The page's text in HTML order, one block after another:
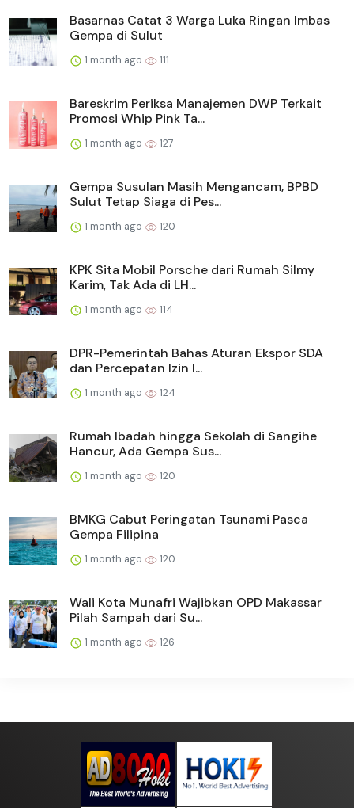
Basarnas Catat 3 Warga Luka Ringan Imbas
Gempa di Sulut
1 month ago 111
Bareskrim Periksa Manajemen DWP Terkait
Promosi Whip Pink Ta...
1 month ago 127
Gempa Susulan Masih Mengancam, BPBD
Sulut Tetap Siaga di Pes...
1 month ago 120
KPK Sita Mobil Porsche dari Rumah Silmy
Karim, Tak Ada di LH...
1 month ago 114
DPR-Pemerintah Bahas Aturan Ekspor SDA
dan Percepatan Izin I...
1 month ago 124
Rumah Ibadah hingga Sekolah di Sangihe
Hancur, Ada Gempa Sus...
1 month ago 120
BMKG Cabut Peringatan Tsunami Pasca
Gempa Filipina
1 month ago 120
Wali Kota Munafri Wajibkan OPD Makassar
Pilah Sampah dari Su...
1 month ago 126